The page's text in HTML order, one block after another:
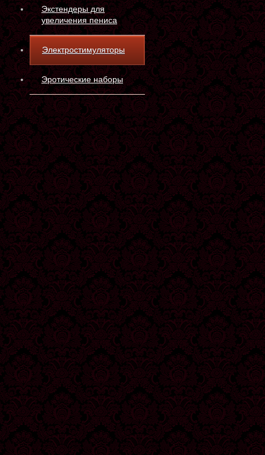
Экстендеры для
увеличения пениса
Электростимуляторы
Эротические наборы